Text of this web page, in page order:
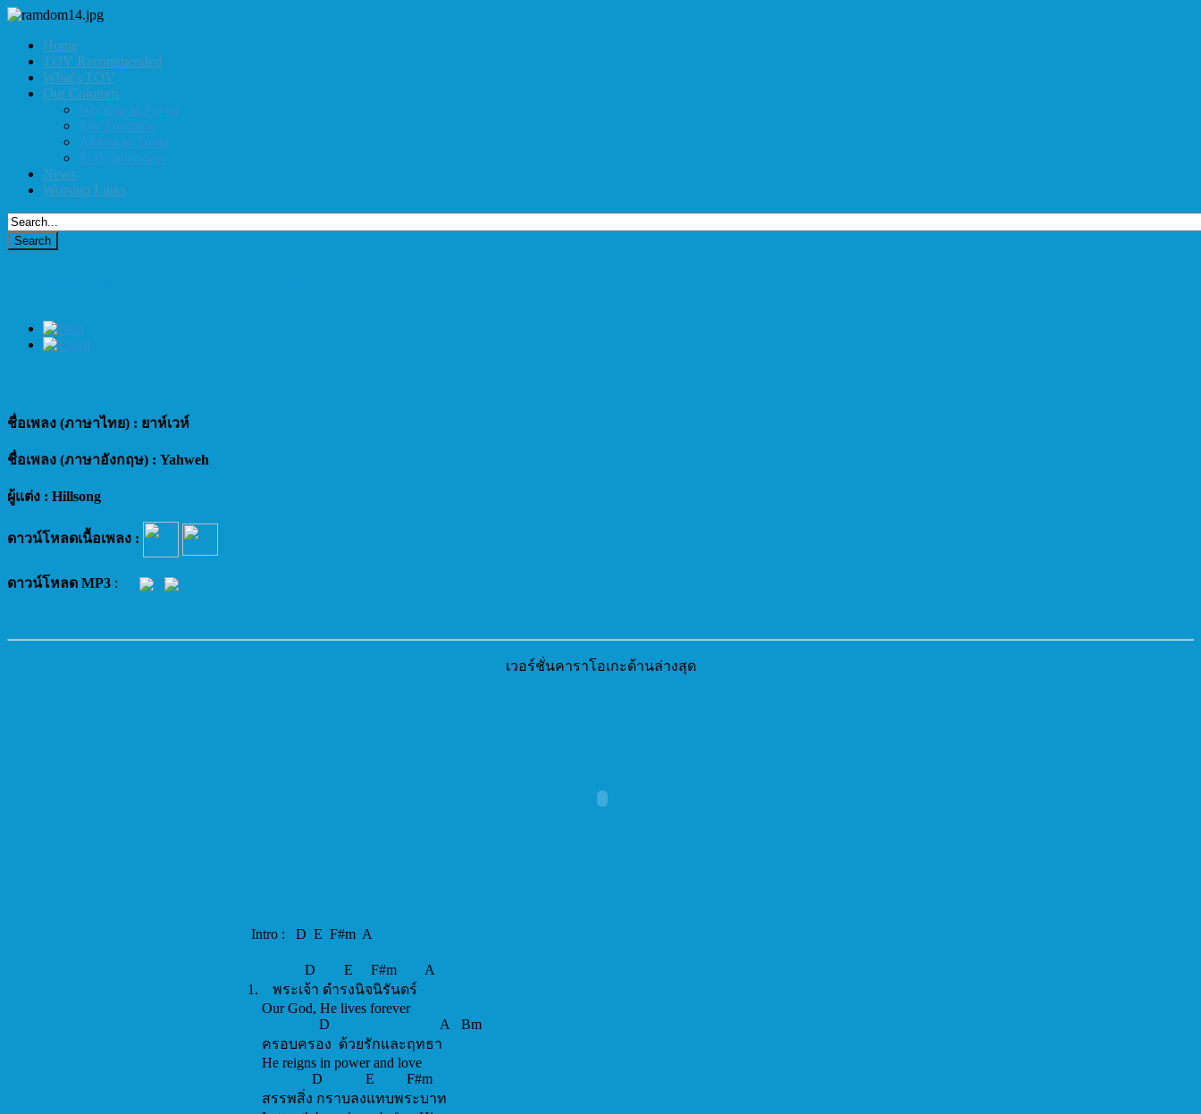
Home
TOV Recommended
What's TOV
Our Columns
Worship in Focus
The Frontline
Album in Trend
TOV Interview
News
Worship Links
ชื่อเพลง (ภาษาไทย) : ยาห์เวห์
ชื่อเพลง (ภาษาอังกฤษ) : Yahweh
ผู้แต่ง : Hillsong
ดาวน์โหลดเนื้อเพลง :
ดาวน์โหลด MP3 :
เวอร์ชั่นคาราโอเกะด้านล่างสุด
Intro : D E F#m A
D E F#m A
1. พระเจ้า ดำรงนิจนิรันดร์
Our God, He lives forever
D A Bm
ครอบครอง ด้วยรักและฤทธา
He reigns in power and love
D E F#m
สรรพสิ่ง กราบลงแทบพระบาท